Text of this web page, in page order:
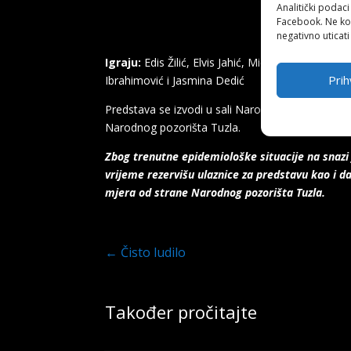
Analitički
Facebook. Ne
negativno
Igraju: Edis Žilić, Elvis Jahić, Midhat Kušljugić,
Ibrahimović i Jasmina Dedić
Predstava se izvodi u sali Narodnog pozorišta
Narodnog pozorišta Tuzla.
Zbog trenutne epidemiološke situacije na
vrijeme rezervišu ulaznice za predstavu kao i
mjera od strane Narodnog pozorišta Tuzla.
← Čisto ludilo
Također pročitajte